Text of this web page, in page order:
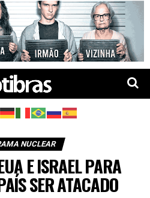
NUCLEAR
E ISRAEL PARA
SER ATACADO